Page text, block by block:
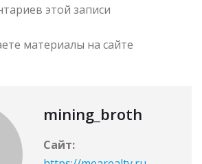
этой записи
материалы на сайте
mining_broth
Сайт: